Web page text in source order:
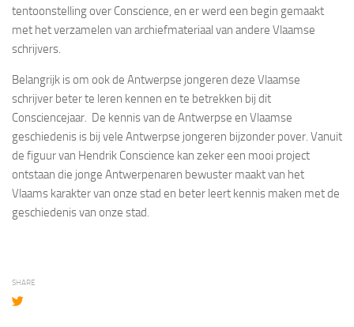
tentoonstelling over Conscience, en er werd een begin gemaakt
met het verzamelen van archiefmateriaal van andere Vlaamse
schrijvers.
Belangrijk is om ook de Antwerpse jongeren deze Vlaamse
schrijver beter te leren kennen en te betrekken bij dit
Consciencejaar. De kennis van de Antwerpse en Vlaamse
geschiedenis is bij vele Antwerpse jongeren bijzonder pover. Vanuit
de figuur van Hendrik Conscience kan zeker een mooi project
ontstaan die jonge Antwerpenaren bewuster maakt van het
Vlaams karakter van onze stad en beter leert kennis maken met de
geschiedenis van onze stad.
SHARE